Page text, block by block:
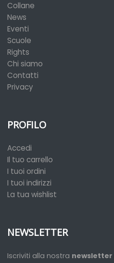
Collane
News
Eventi
Scuole
Rights
Chi siamo
Contatti
Privacy
PROFILO
Accedi
Il tuo carrello
I tuoi ordini
I tuoi indirizzi
La tua wishlist
NEWSLETTER
Iscriviti alla nostra newsletter